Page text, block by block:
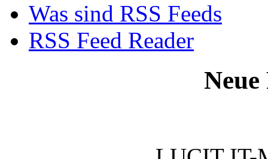
Was sind RSS Feeds
RSS Feed Reader
Neue